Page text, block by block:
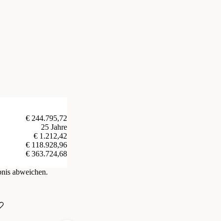
€ 244.795,72
25 Jahre
€ 1.212,42
€ 118.928,96
€ 363.724,68
abweichen.